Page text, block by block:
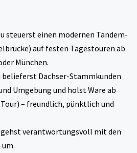
steuerst einen modernen Tandem-
auf festen Tagestouren ab
München.
belieferst Dachser-Stammkunden
Umgebung und holst Ware ab
– freundlich, pünktlich und
gehst verantwortungsvoll mit den